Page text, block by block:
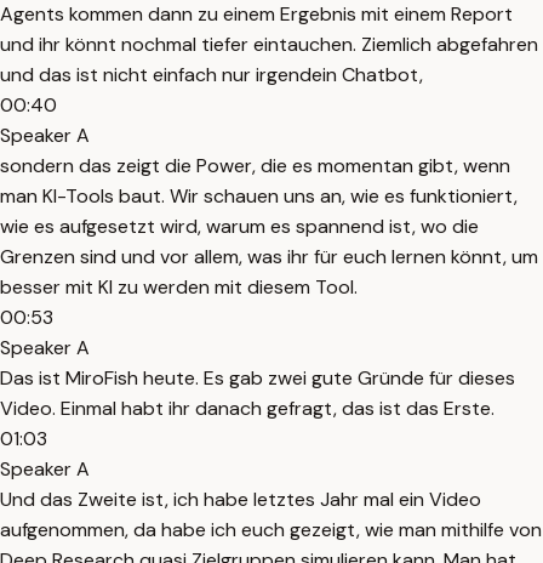
Agents kommen dann zu einem Ergebnis mit einem Report
und ihr könnt nochmal tiefer eintauchen. Ziemlich abgefahren
und das ist nicht einfach nur irgendein Chatbot,
00:40
Speaker A
sondern das zeigt die Power, die es momentan gibt, wenn
man KI-Tools baut. Wir schauen uns an, wie es funktioniert,
wie es aufgesetzt wird, warum es spannend ist, wo die
Grenzen sind und vor allem, was ihr für euch lernen könnt, um
besser mit KI zu werden mit diesem Tool.
00:53
Speaker A
Das ist MiroFish heute. Es gab zwei gute Gründe für dieses
Video. Einmal habt ihr danach gefragt, das ist das Erste.
01:03
Speaker A
Und das Zweite ist, ich habe letztes Jahr mal ein Video
aufgenommen, da habe ich euch gezeigt, wie man mithilfe von